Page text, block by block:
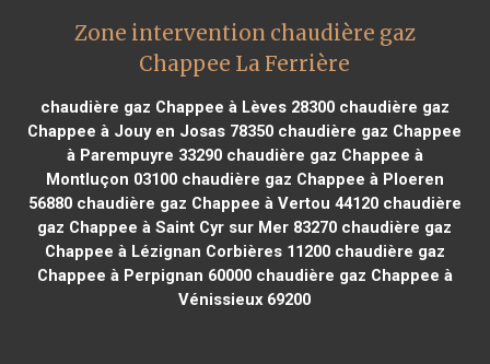
Zone intervention chaudière gaz
Chappee La Ferrière
chaudière gaz Chappee à Lèves 28300chaudière gaz
Chappee à Jouy en Josas 78350 chaudière gaz Chappee
à Parempuyre 33290chaudière gaz Chappee à
Montluçon 03100chaudière gaz Chappee à Ploeren
56880chaudière gaz Chappee à Vertou 44120chaudière
gaz Chappee à Saint Cyr sur Mer 83270 chaudière gaz
Chappee à Lézignan Corbières 11200chaudière gaz
Chappee à Perpignan 60000chaudière gaz Chappee à
Vénissieux 69200